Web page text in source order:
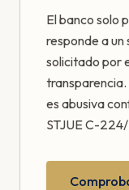
El banco solo
responde a un
solicitado por
transparencia.
es abusiva
STJUE C-